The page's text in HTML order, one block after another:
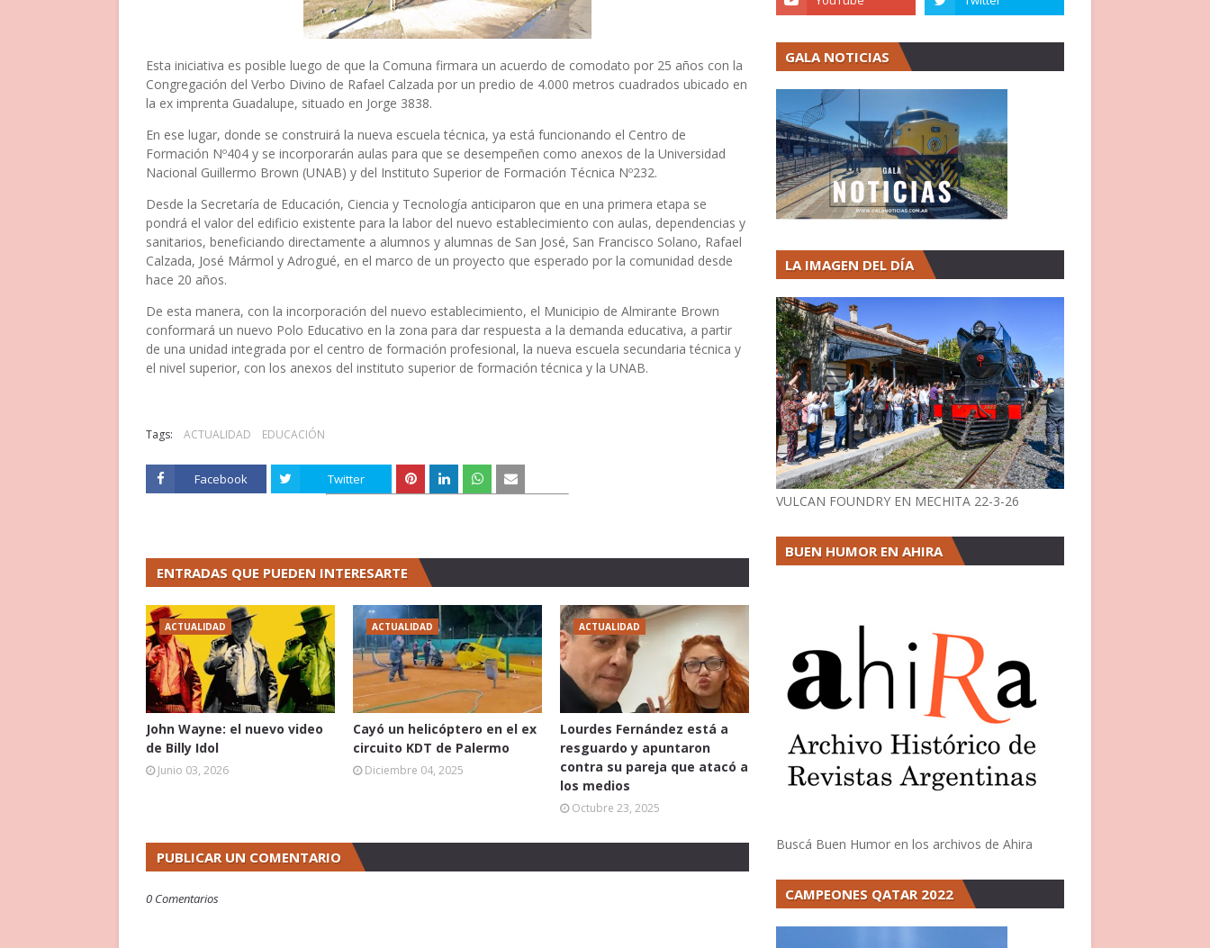
Esta iniciativa es posible luego de que la Comuna firmara un acuerdo de comodato por 25 años con la
Congregación del Verbo Divino de Rafael Calzada por un predio de 4.000 metros cuadrados ubicado en
la ex imprenta Guadalupe, situado en Jorge 3838.
En ese lugar, donde se construirá la nueva escuela técnica, ya está funcionando el Centro de
Formación Nº404 y se incorporarán aulas para que se desempeñen como anexos de la Universidad
Nacional Guillermo Brown (UNAB) y del Instituto Superior de Formación Técnica Nº232.
Desde la Secretaría de Educación, Ciencia y Tecnología anticiparon que en una primera etapa se
pondrá el valor del edificio existente para la labor del nuevo establecimiento con aulas, dependencias y
sanitarios, beneficiando directamente a alumnos y alumnas de San José, San Francisco Solano, Rafael
Calzada, José Mármol y Adrogué, en el marco de un proyecto que esperado por la comunidad desde
hace 20 años.
De esta manera, con la incorporación del nuevo establecimiento, el Municipio de Almirante Brown
conformará un nuevo Polo Educativo en la zona para dar respuesta a la demanda educativa, a partir
de una unidad integrada por el centro de formación profesional, la nueva escuela secundaria técnica y
el nivel superior, con los anexos del instituto superior de formación técnica y la UNAB.
Tags: ACTUALIDAD EDUCACIÓN
Facebook Twitter
ENTRADAS QUE PUEDEN INTERESARTE
ACTUALIDAD
John Wayne: el nuevo video
de Billy Idol
Junio 03, 2026
ACTUALIDAD
Cayó un helicóptero en el ex
circuito KDT de Palermo
Diciembre 04, 2025
ACTUALIDAD
Lourdes Fernández está a
resguardo y apuntaron
contra su pareja que atacó a
los medios
Octubre 23, 2025
PUBLICAR UN COMENTARIO
0 Comentarios
GALA NOTICIAS
LA IMAGEN DEL DÍA
VULCAN FOUNDRY EN MECHITA 22-3-26
BUEN HUMOR EN AHIRA
Buscá Buen Humor en los archivos de Ahira
CAMPEONES QATAR 2022